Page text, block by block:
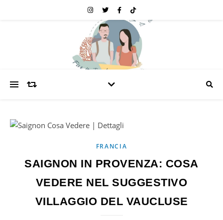
FRANCIA
SAIGNON IN PROVENZA: COSA
VEDERE NEL SUGGESTIVO
VILLAGGIO DEL VAUCLUSE